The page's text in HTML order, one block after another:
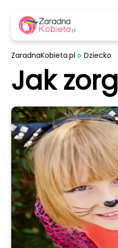
ZaradnaKobieta.pl Dziecko
Jak